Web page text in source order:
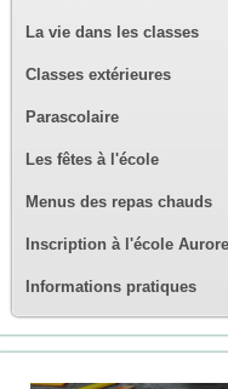
La vie dans les classes
Classes extérieures
Parascolaire
Les fêtes à l'école
Menus des repas chauds
Inscription à l'école Aurore
Informations pratiques